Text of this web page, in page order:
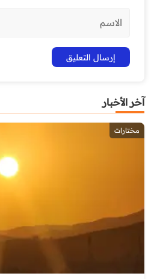
آخر الأخبار
مختارات